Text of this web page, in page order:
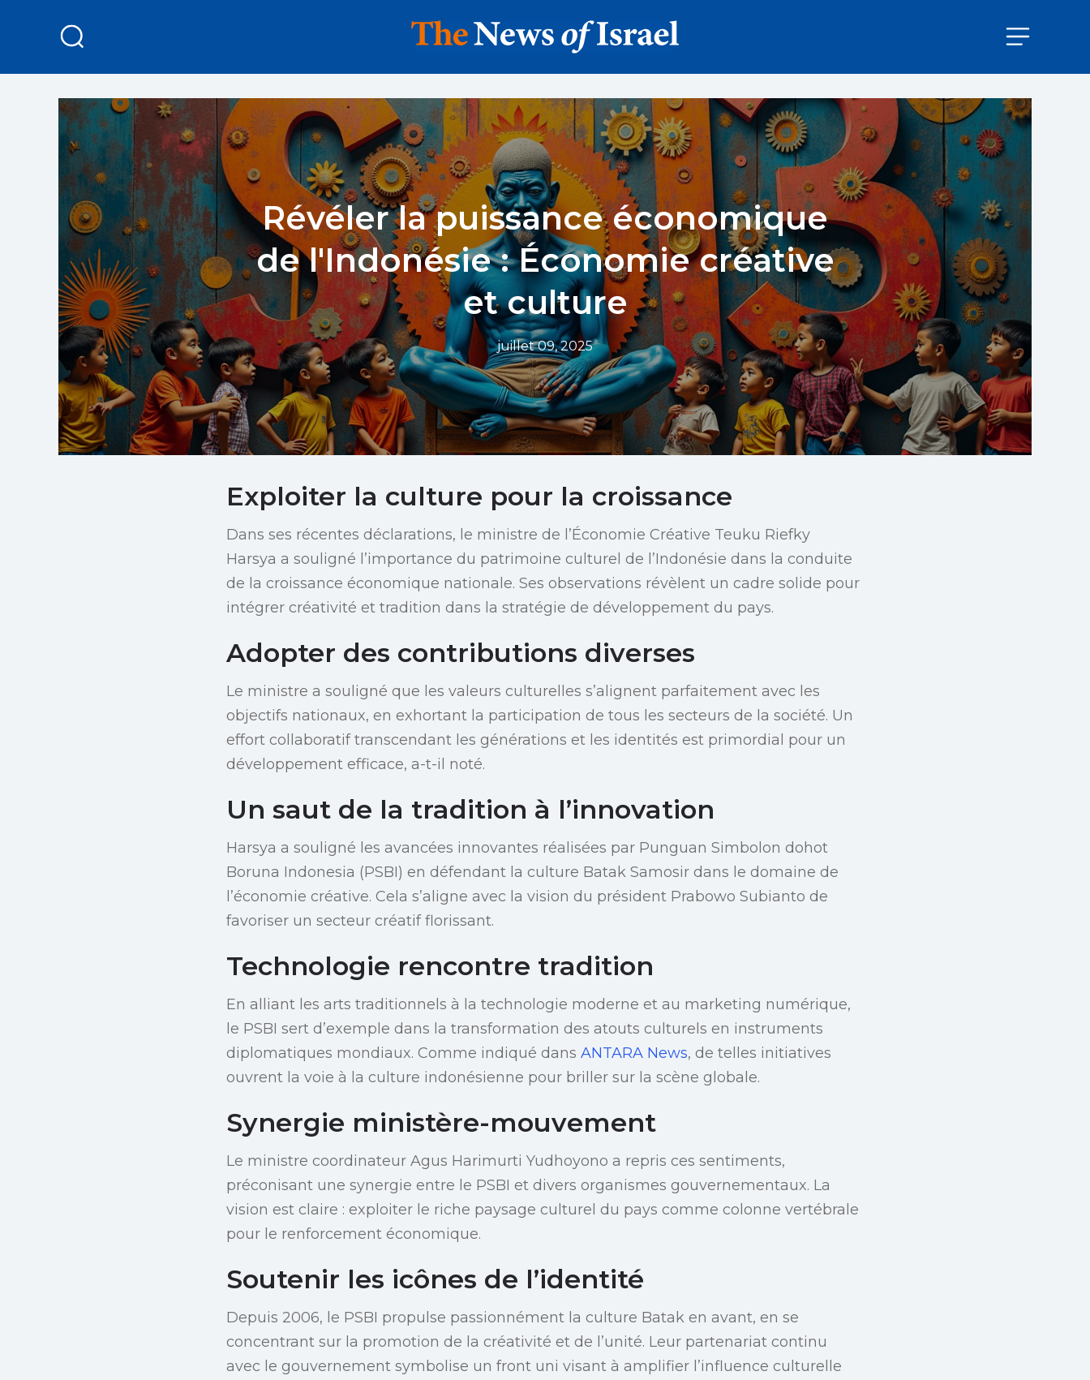
Révéler la puissance économique
de l'Indonésie : Économie créative
et culture
juillet 09, 2025
Exploiter la culture pour la croissance
Dans ses récentes déclarations, le ministre de l’Économie Créative Teuku Riefky
Harsya a souligné l’importance du patrimoine culturel de l’Indonésie dans la conduite
de la croissance économique nationale. Ses observations révèlent un cadre solide pour
intégrer créativité et tradition dans la stratégie de développement du pays.
Adopter des contributions diverses
Le ministre a souligné que les valeurs culturelles s’alignent parfaitement avec les
objectifs nationaux, en exhortant la participation de tous les secteurs de la société. Un
effort collaboratif transcendant les générations et les identités est primordial pour un
développement efficace, a-t-il noté.
Un saut de la tradition à l’innovation
Harsya a souligné les avancées innovantes réalisées par Punguan Simbolon dohot
Boruna Indonesia (PSBI) en défendant la culture Batak Samosir dans le domaine de
l’économie créative. Cela s’aligne avec la vision du président Prabowo Subianto de
favoriser un secteur créatif florissant.
Technologie rencontre tradition
En alliant les arts traditionnels à la technologie moderne et au marketing numérique,
le PSBI sert d’exemple dans la transformation des atouts culturels en instruments
diplomatiques mondiaux. Comme indiqué dans ANTARA News, de telles initiatives
ouvrent la voie à la culture indonésienne pour briller sur la scène globale.
Synergie ministère-mouvement
Le ministre coordinateur Agus Harimurti Yudhoyono a repris ces sentiments,
préconisant une synergie entre le PSBI et divers organismes gouvernementaux. La
vision est claire : exploiter le riche paysage culturel du pays comme colonne vertébrale
pour le renforcement économique.
Soutenir les icônes de l’identité
Depuis 2006, le PSBI propulse passionnément la culture Batak en avant, en se
concentrant sur la promotion de la créativité et de l’unité. Leur partenariat continu
avec le gouvernement symbolise un front uni visant à amplifier l’influence culturelle